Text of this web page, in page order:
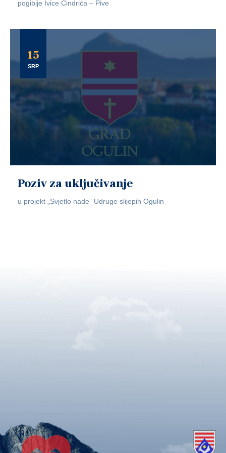
pogibije Ivice Cindrića – Pive
15
SRP
Poziv za uključivanje
u projekt „Svjetlo nade” Udruge slijepih Ogulin